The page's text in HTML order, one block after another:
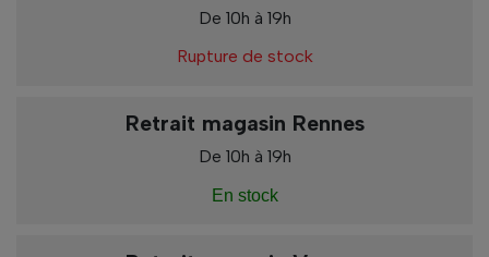
De 10h à 19h
Rupture de stock
Retrait magasin Rennes
De 10h à 19h
En stock